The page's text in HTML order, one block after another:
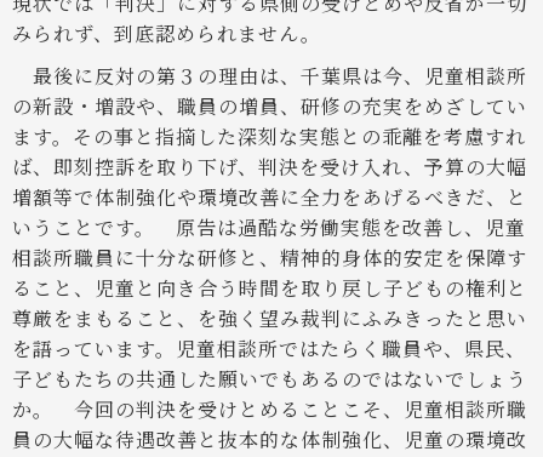
みられず、到底認められません。
最後に反対の第３の理由は、千葉県は今、児童相談所
の新設・増設や、職員の増員、研修の充実をめざしてい
ます。その事と指摘した深刻な実態との乖離を考慮すれ
ば、即刻控訴を取り下げ、判決を受け入れ、予算の大幅
増額等で体制強化や環境改善に全力をあげるべきだ、と
いうことです。
原告は過酷な労働実態を改善し、児童
相談所職員に十分な研修と、精神的身体的安定を保障す
ること、児童と向き合う時間を取り戻し子どもの権利と
尊厳をまもること、を強く望み裁判にふみきったと思い
を語っています。児童相談所ではたらく職員や、県民、
子どもたちの共通した願いでもあるのではないでしょう
か。
今回の判決を受けとめることこそ、児童相談所職
員の大幅な待遇改善と抜本的な体制強化、児童の環境改